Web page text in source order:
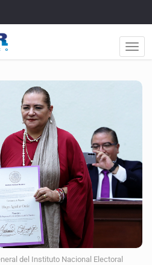
del Instituto Nacional Electoral